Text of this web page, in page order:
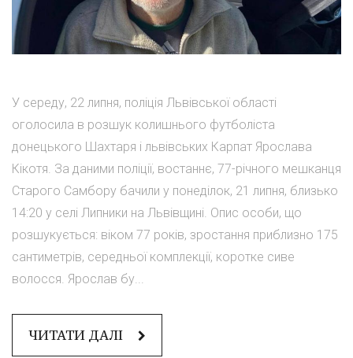
У середу, 22 липня, поліція Львівської області
оголосила в розшук колишнього футболіста
донецького Шахтаря і львівських Карпат Ярослава
Кікотя. За даними поліції, востаннє, 77-річного мешканця
Старого Самбору бачили у понеділок, 21 липня, близько
14:20 у селі Липники на Львівщині. Опис особи, що
розшукується: віком 77 років, зростання приблизно 175
сантиметрів, середньої комплекції, коротке сиве
волосся. Ярослав бу...
ЧИТАТИ ДАЛІ